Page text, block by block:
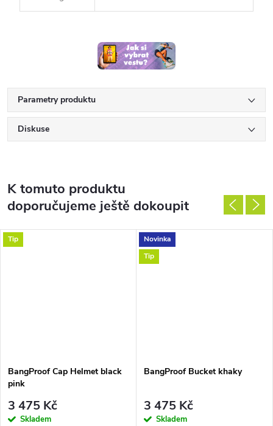
Parametry produktu
Diskuse
K tomuto produktu
doporučujeme ještě dokoupit
Tip
BangProof Cap Helmet black
pink
3 475 Kč
Skladem
Novinka
Tip
BangProof Bucket khaky
3 475 Kč
Skladem